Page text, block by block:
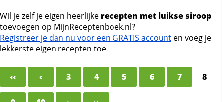
Wil je zelf je eigen heerlijke recepten met luikse siroop
toevoegen op MijnReceptenboek.nl?
Registreer je dan nu voor een GRATIS account en voeg je
lekkerste eigen recepten toe.
‹‹ ‹ 3 4 5 6 7 8